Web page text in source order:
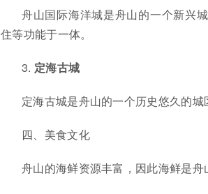
舟山国际海洋城是舟山的一个新兴
住等功能于一体。
3. 定海古城
定海古城是舟山的一个历史悠久的城
四、美食文化
舟山的海鲜资源丰富，因此海鲜是